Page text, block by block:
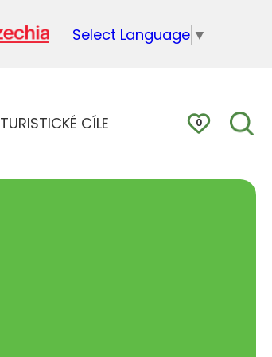
Select Language ▼
TURISTICKÉ CÍLE 0